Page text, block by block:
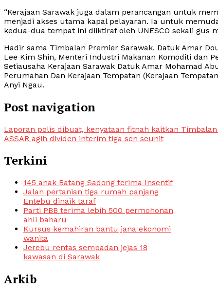
“Kerajaan Sarawak juga dalam perancangan untuk
menjadi akses utama kapal pelayaran. Ia untuk
kedua-dua tempat ini diiktiraf oleh UNESCO sekali gus
Hadir sama Timbalan Premier Sarawak, Datuk Amar
Lee Kim Shin, Menteri Industri Makanan Komoditi dan
Setiausaha Kerajaan Sarawak Datuk Amar Mohamad
Perumahan Dan Kerajaan Tempatan (Kerajaan
Anyi Ngau.
Post navigation
Laporan polis dibuat, kenyataan fitnah kaitkan
ASSAR agih dividen interim tiga sen seunit
Terkini
145 anak Batang Sadong terima Insentif
Jalan pertanian tiga rumah panjang
Entebu dinaik taraf
Parti PBB terima lebih 500 permohonan
ahli baharu
Kursus kemahiran bantu jana ekonomi
wanita
Jerebu rentas sempadan jejas 18
kawasan di Sarawak
Arkib